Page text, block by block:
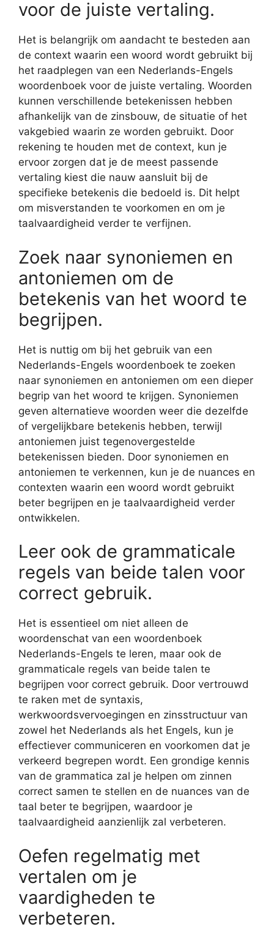
voor de juiste vertaling.
Het is belangrijk om aandacht te besteden aan
de context waarin een woord wordt gebruikt bij
het raadplegen van een Nederlands-Engels
woordenboek voor de juiste vertaling. Woorden
kunnen verschillende betekenissen hebben
afhankelijk van de zinsbouw, de situatie of het
vakgebied waarin ze worden gebruikt. Door
rekening te houden met de context, kun je
ervoor zorgen dat je de meest passende
vertaling kiest die nauw aansluit bij de
specifieke betekenis die bedoeld is. Dit helpt
om misverstanden te voorkomen en om je
taalvaardigheid verder te verfijnen.
Zoek naar synoniemen en
antoniemen om de
betekenis van het woord te
begrijpen.
Het is nuttig om bij het gebruik van een
Nederlands-Engels woordenboek te zoeken
naar synoniemen en antoniemen om een dieper
begrip van het woord te krijgen. Synoniemen
geven alternatieve woorden weer die dezelfde
of vergelijkbare betekenis hebben, terwijl
antoniemen juist tegenovergestelde
betekenissen bieden. Door synoniemen en
antoniemen te verkennen, kun je de nuances en
contexten waarin een woord wordt gebruikt
beter begrijpen en je taalvaardigheid verder
ontwikkelen.
Leer ook de grammaticale
regels van beide talen voor
correct gebruik.
Het is essentieel om niet alleen de
woordenschat van een woordenboek
Nederlands-Engels te leren, maar ook de
grammaticale regels van beide talen te
begrijpen voor correct gebruik. Door vertrouwd
te raken met de syntaxis,
werkwoordsvervoegingen en zinsstructuur van
zowel het Nederlands als het Engels, kun je
effectiever communiceren en voorkomen dat je
verkeerd begrepen wordt. Een grondige kennis
van de grammatica zal je helpen om zinnen
correct samen te stellen en de nuances van de
taal beter te begrijpen, waardoor je
taalvaardigheid aanzienlijk zal verbeteren.
Oefen regelmatig met
vertalen om je
vaardigheden te
verbeteren.